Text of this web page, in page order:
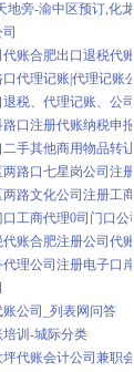
司
账合肥出口退税代
代理记账|代理记账
退税、代理记账、公
口注册代账纳税申
二手其他商用物品转
两路口七星岗公司注
两路文化公司注册工
口工商代理0司门口
账合肥注册公司代
理公司注册电子口
公司_列表网问答
训-城际分类
代账会计公司兼职
主城区公司注册代理